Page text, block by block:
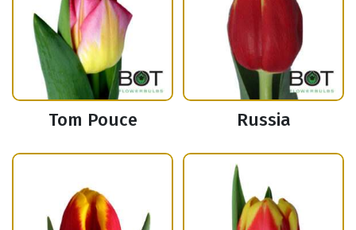
Tom Pouce Russia